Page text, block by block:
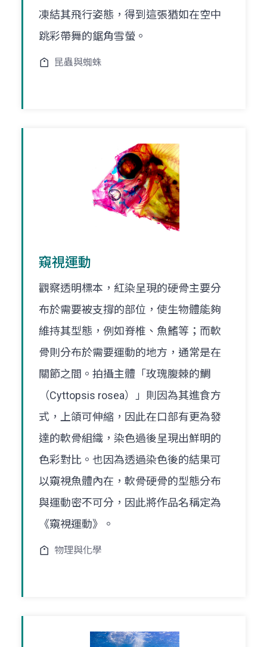
凍結其飛行姿態，得到這張猶如在空中
跳彩帶舞的鋸角雪螢。
昆蟲與蜘蛛
窺視運動
觀察透明標本，紅染呈現的硬骨主要分
布於需要被支撐的部位，使生物體能夠
維持其型態，例如脊椎、魚鰭等；而軟
骨則分布於需要運動的地方，通常是在
關節之間。拍攝主體「玫瑰腹棘的鯛
（Cyttopsis rosea）」則因為其進食方
式，上頜可伸縮，因此在口部有更為發
達的軟骨組織，染色過後呈現出鮮明的
色彩對比。也因為透過染色後的結果可
以窺視魚體內在，軟骨硬骨的型態分布
與運動密不可分，因此將作品名稱定為
《窺視運動》。
物理與化學